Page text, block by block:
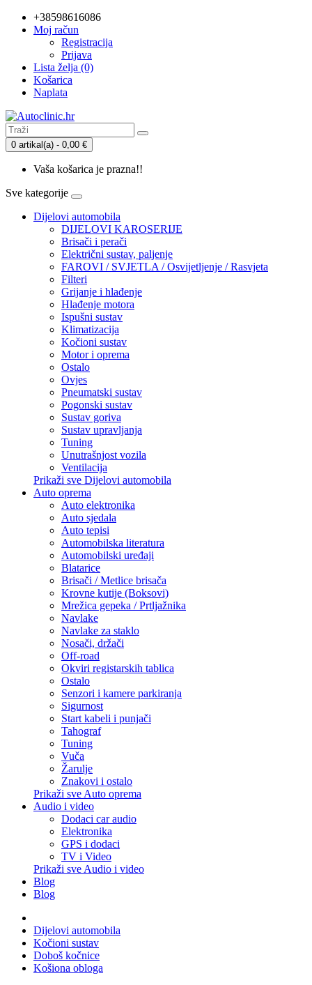
+38598616086
Moj račun
Registracija
Prijava
Lista želja (0)
Košarica
Naplata
0 artikal(a) - 0,00 €
Vaša košarica je prazna!!
Sve kategorije
Dijelovi automobila
DIJELOVI KAROSERIJE
Brisači i perači
Električni sustav, paljenje
FAROVI / SVJETLA / Osvijetljenje / Rasvjeta
Filteri
Grijanje i hlađenje
Hlađenje motora
Ispušni sustav
Klimatizacija
Kočioni sustav
Motor i oprema
Ostalo
Ovjes
Pneumatski sustav
Pogonski sustav
Sustav goriva
Sustav upravljanja
Tuning
Unutrašnjost vozila
Ventilacija
Prikaži sve Dijelovi automobila
Auto oprema
Auto elektronika
Auto sjedala
Auto tepisi
Automobilska literatura
Automobilski uređaji
Blatarice
Brisači / Metlice brisača
Krovne kutije (Boksovi)
Mrežica gepeka / Prtljažnika
Navlake
Navlake za staklo
Nosači, držači
Off-road
Okviri registarskih tablica
Ostalo
Senzori i kamere parkiranja
Sigurnost
Start kabeli i punjači
Tahograf
Tuning
Vuča
Žarulje
Znakovi i ostalo
Prikaži sve Auto oprema
Audio i video
Dodaci car audio
Elektronika
GPS i dodaci
TV i Video
Prikaži sve Audio i video
Blog
Blog
Dijelovi automobila
Kočioni sustav
Doboš kočnice
Košiona obloga